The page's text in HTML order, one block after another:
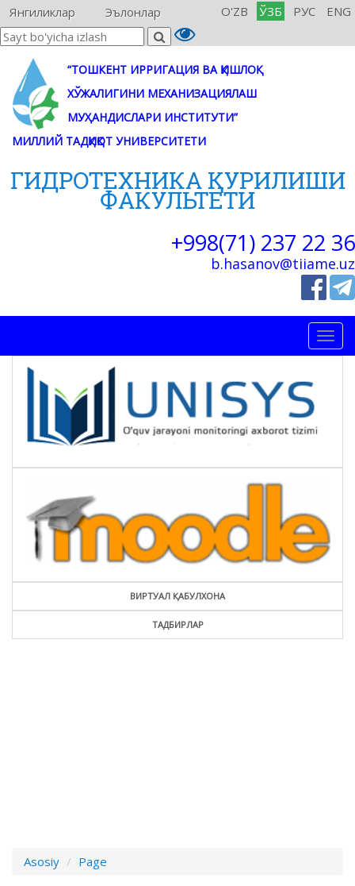
Янгиликлар Эълонлар O'ZB ЎЗБ РУС ENG
“ТОШКЕНТ ИРРИГАЦИЯ ВА ҚИШЛОҚ
ХЎЖАЛИГИНИ МЕХАНИЗАЦИЯЛАШ
МУҲАНДИСЛАРИ ИНСТИТУТИ”
МИЛЛИЙ ТАДҚИҚОТ УНИВЕРСИТЕТИ
ГИДРОТЕХНИКА ҚУРИЛИШИ
ФАКУЛЬТЕТИ
+998(71) 237 22 36
b.hasanov@tiiame.uz
ВИРТУАЛ ҚАБУЛХОНА
ТАДБИРЛАР
Asosiy Page